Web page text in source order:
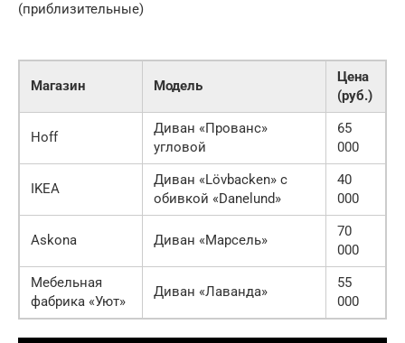
(приблизительные)
Магазин Модель
Цена
(руб.)
Hoff
Диван «Прованс»
угловой
65
000
IKEA
Диван «Lövbacken» с
обивкой «Danelund»
40
000
Askona Диван «Марсель»
70
000
Мебельная
фабрика «Уют»
Диван «Лаванда»
55
000